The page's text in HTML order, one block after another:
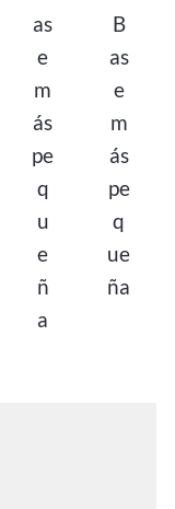
as
e
m
ás
pe
q
u
e
ñ
a
B
as
e
m
ás
pe
q
ue
ña